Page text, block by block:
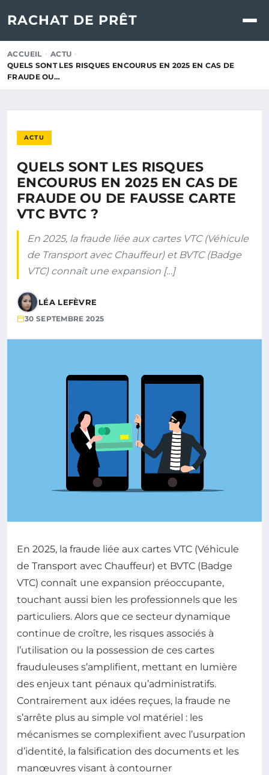
RACHAT DE PRÊT
ACCUEIL
ACTU
QUELS SONT LES RISQUES ENCOURUS EN 2025 EN CAS DE
FRAUDE OU…
ACTU
QUELS SONT LES RISQUES
ENCOURUS EN 2025 EN CAS DE
FRAUDE OU DE FAUSSE CARTE
VTC BVTC ?
En 2025, la fraude liée aux cartes VTC (Véhicule
de Transport avec Chauffeur) et BVTC (Badge
VTC) connaît une expansion […]
LÉA LEFÈVRE
30 SEPTEMBRE 2025
En 2025, la fraude liée aux cartes VTC (Véhicule
de Transport avec Chauffeur) et BVTC (Badge
VTC) connaît une expansion préoccupante,
touchant aussi bien les professionnels que les
particuliers. Alors que ce secteur dynamique
continue de croître, les risques associés à
l’utilisation ou la possession de ces cartes
frauduleuses s’amplifient, mettant en lumière
des enjeux tant pénaux qu’administratifs.
Contrairement aux idées reçues, la fraude ne
s’arrête plus au simple vol matériel : les
mécanismes se complexifient avec l’usurpation
d’identité, la falsification des documents et les
manœuvres visant à contourner